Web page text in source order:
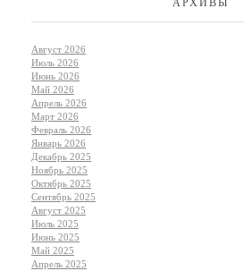
Август 2026
Июль 2026
Июнь 2026
Май 2026
Апрель 2026
Март 2026
Февраль 2026
Январь 2026
Декабрь 2025
Ноябрь 2025
Октябрь 2025
Сентябрь 2025
Август 2025
Июль 2025
Июнь 2025
Май 2025
Апрель 2025